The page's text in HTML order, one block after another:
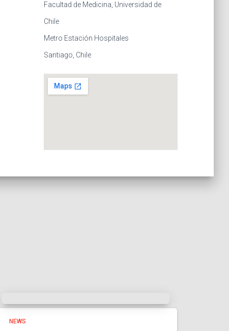
Facultad de Medicina, Universidad de
Chile
Metro Estación Hospitales
Santiago, Chile
NEWS